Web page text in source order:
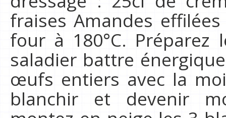
fraises Amandes
four à 180°C.
saladier battre
œufs entiers avec la
blanchir et devenir